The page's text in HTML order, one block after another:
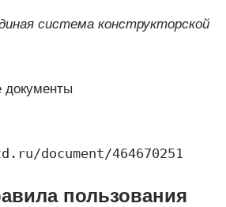
система конструкторской
документы
document/464670251
пользования